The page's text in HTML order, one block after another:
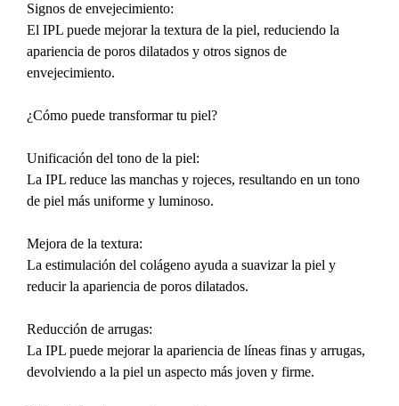
Signos de envejecimiento:
El IPL puede mejorar la textura de la piel, reduciendo la
apariencia de poros dilatados y otros signos de
envejecimiento.
¿Cómo puede transformar tu piel?
Unificación del tono de la piel:
La IPL reduce las manchas y rojeces, resultando en un tono
de piel más uniforme y luminoso.
Mejora de la textura:
La estimulación del colágeno ayuda a suavizar la piel y
reducir la apariencia de poros dilatados.
Reducción de arrugas:
La IPL puede mejorar la apariencia de líneas finas y arrugas,
devolviendo a la piel un aspecto más joven y firme.